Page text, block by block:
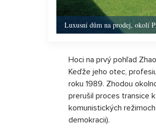
Luxusní dům na prodej, okolí
Hoci na prvý pohľad
Keďže jeho otec,
roku 1989. Zhodou
prerušil proces transice
komunistických
demokracii).